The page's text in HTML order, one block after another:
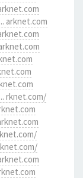
arknet.com
rknet.com/